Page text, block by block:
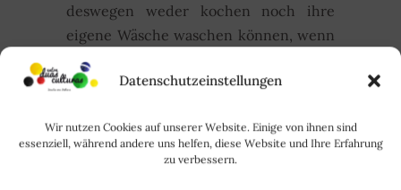
Datenschutzeinstellungen
Wir nutzen Cookies auf unserer Website. Einige von ihnen sind
essenziell, während andere uns helfen, diese Website und Ihre Erfahrung
zu verbessern.
deswegen weder kochen noch ihre
eigene Wäsche waschen können, wenn
sie z.B. für ein Semester nach
Deutschland kommen? Ich freue mich
Bis zum nächsten Mal